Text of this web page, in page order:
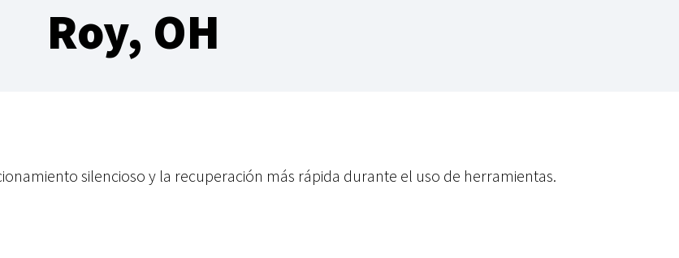
Roy, OH
silencioso y la recuperación más rápida durante el uso de herramientas.